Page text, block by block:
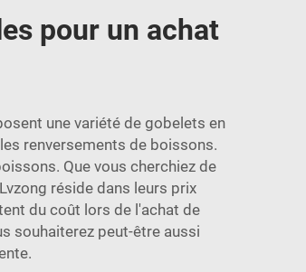
pour un achat
une variété de gobelets en
renversements de boissons.
Que vous cherchiez de
réside dans leurs prix
du coût lors de l'achat de
souhaiterez peut-être aussi